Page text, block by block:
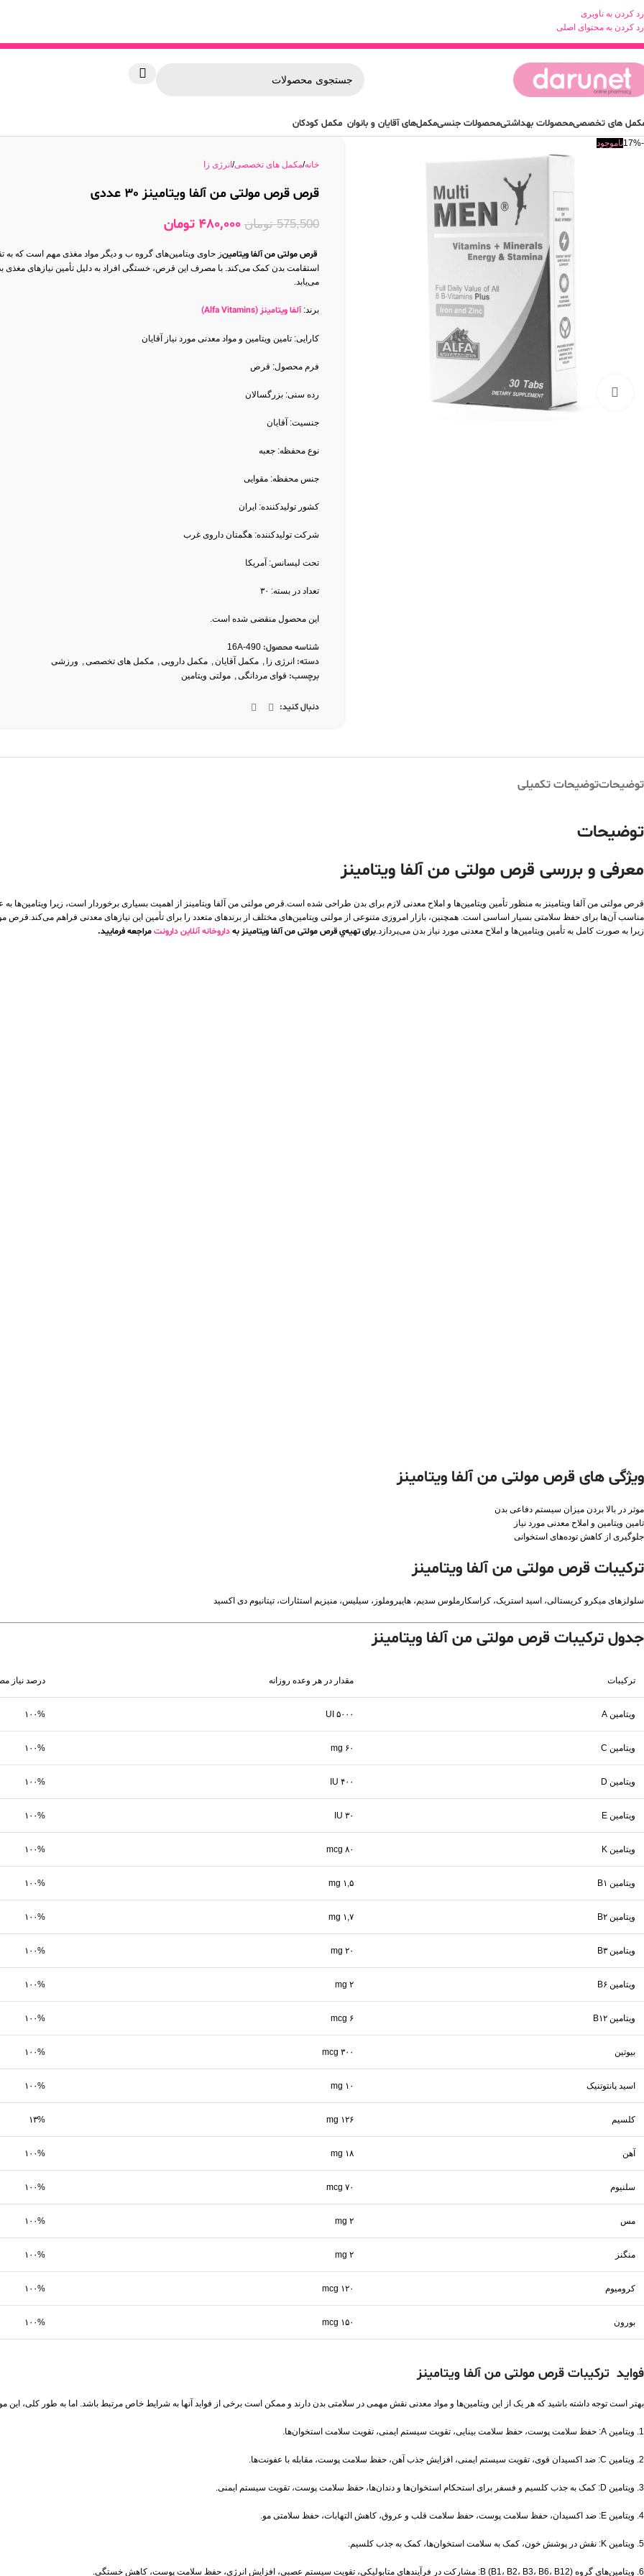
رد کردن به ناوبری
رد کردن به محتوای اصلی
های تخصصیمحصولات بهداشتیمحصولات جنسیمکمل‌های آقایان و بانوان مکمل کودکان
-17% ناموجود
خانه مکمل های تخصصی انرژی زا
قرص قرص مولتی من آلفا ویتامینز 30 عددی
575,500 تومان 480,000 تومان
قرص مولتی من آلفا ویتامینز حاوی ویتامین‌های گروه ب و دیگر مواد مغذی مهم است که به
استقامت بدن کمک می‌کند. با مصرف این قرص، خستگی افراد به دلیل تأمین نیازهای مغذی
می‌یابد.
برند:آلفا ویتامینز (Alfa Vitamins)
کارایی: تامین ویتامین‌ و مواد معدنی مورد نیاز آقایان
فرم محصول: قرص
رده سنی: بزرگسالان
جنسیت: آقایان
نوع محفظه: جعبه
جنس محفظه: مقوایی
کشور تولید‎کننده: ایران
شرکت تولید‎کننده: هگمتان داروی غرب
تحت لیسانس: آمریکا
تعداد در بسته: ۳۰
این محصول منقضی شده است.
شناسه محصول:16A-490
دسته: انرژی زا , مکمل آقایان, مکمل دارویی, مکمل های تخصصی, ورزشی
برچسب: قوای مردانگی, مولتی ویتامین
دنبال کنید:
توضیحاتتوضیحات تکمیلی
توضیحات
معرفی و بررسی قرص مولتی من آلفا ویتامینز
قرص مولتی من آلفا ویتامینز به منظور تأمین ویتامین‌ها و املاح معدنی لازم برای بدن طراحی شده است.قرص مولتی من آلفا ویتامینز از اهمیت بسیاری برخوردار است، زیرا
مناسب آن‌ها برای حفظ سلامتی بسیار اساسی است. همچنین، بازار امروزی متنوعی از مولتی ویتامین‌های مختلف از برندهای متعدد را برای تأمین این نیازهای معدنی فراهم می‌کند.قرص
زیرا به صورت کامل به تأمین ویتامین‌ها و املاح معدنی مورد نیاز بدن می‌پردازد.برای تهیه‌ي قرص مولتی من آلفا ویتامینز بهداروخانه آنلاین دارونتمراجعه فرمایید.
ویژگی های قرص مولتی من آلفا ویتامینز
موثر در بالا بردن میزان سیستم دفاعی بدن
تامین ویتامین و املاح معدنی مورد نیاز
جلوگیری از کاهش توده‌های استخوانی
ترکیبات قرص مولتی من آلفا ویتامینز
سلولزهای میکرو کریستالی، اسید استریک، کراسکارملوس سدیم، هایپروملوز، سیلیس، منیزیم استئارات، تیتانیوم دی اکسید
جدول ترکیبات قرص مولتی من آلفا ویتامینز
ترکیبات مقدار در هر وعده روزانه درصد نیاز
ویتامین A ۵۰۰۰ UI ۱۰۰%
ویتامین C ۶۰ mg ۱۰۰%
ویتامین D ۴۰۰ IU ۱۰۰%
ویتامین E ۳۰ IU ۱۰۰%
ویتامین K ۸۰ mcg ۱۰۰%
ویتامین B۱ ۱,۵ mg ۱۰۰%
ویتامین B۲ ۱,۷ mg ۱۰۰%
ویتامین B۳ ۲۰ mg ۱۰۰%
ویتامین B۶ ۲ mg ۱۰۰%
ویتامین B۱۲ ۶ mcg ۱۰۰%
بیوتین ۳۰۰ mcg ۱۰۰%
اسید پانتوتنیک ۱۰ mg ۱۰۰%
کلسیم ۱۲۶ mg ۱۳%
آهن ۱۸ mg ۱۰۰%
سلنیوم ۷۰ mcg ۱۰۰%
مس ۲ mg ۱۰۰%
منگنز ۲ mg ۱۰۰%
کرومیوم ۱۲۰ mcg ۱۰۰%
بورون ۱۵۰ mcg ۱۰۰%
فواید ترکیبات قرص مولتی من آلفا ویتامینز
بهتر است توجه داشته باشید که هر یک از این ویتامین‌ها و مواد معدنی نقش مهمی در سلامتی بدن دارند و ممکن است برخی از فواید آنها به شرایط خاص مرتبط باشد. اما به طور کلی، این
1. ویتامین A: حفظ سلامت پوست، حفظ سلامت بینایی، تقویت سیستم ایمنی، تقویت سلامت استخوان‌ها.
2. ویتامین C: ضد اکسیدان قوی، تقویت سیستم ایمنی، افزایش جذب آهن، حفظ سلامت پوست، مقابله با عفونت‌ها.
3. ویتامین D: کمک به جذب کلسیم و فسفر برای استحکام استخوان‌ها و دندان‌ها، حفظ سلامت پوست، تقویت سیستم ایمنی.
4. ویتامین E: ضد اکسیدان، حفظ سلامت پوست، حفظ سلامت قلب و عروق، کاهش التهابات، حفظ سلامتی مو.
5. ویتامین K: نقش در پوشش خون، کمک به سلامت استخوان‌ها، کمک به جذب کلسیم.
6. ویتامین‌های گروه B (B1، B2، B3، B6، B12): مشارکت در فرآیندهای متابولیکی، تقویت سیستم عصبی، افزایش انرژی، حفظ سلامت پوست، کاهش خستگی.